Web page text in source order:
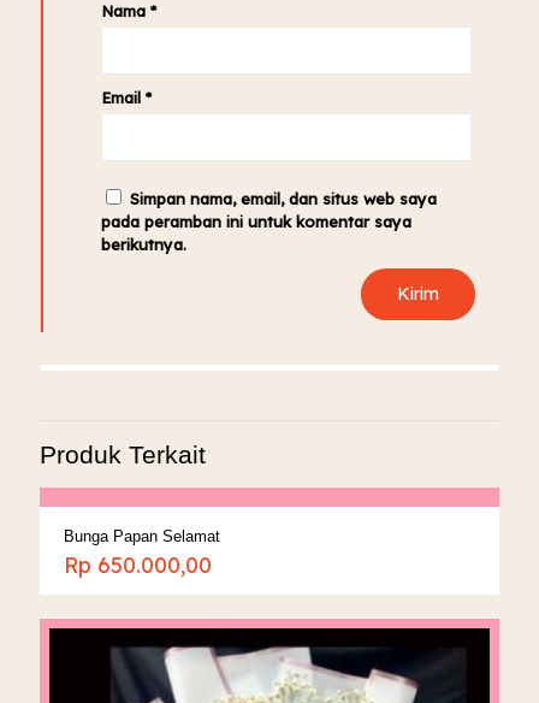
Nama *
Email *
Simpan nama, email, dan situs web saya
pada peramban ini untuk komentar saya
berikutnya.
Produk Terkait
Bunga Papan Selamat
Rp 650.000,00